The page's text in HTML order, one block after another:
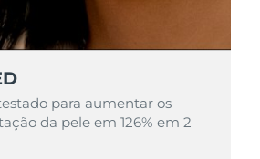
para aumentar os
da pele em 126% em 2
Entrega prevista13/8/26